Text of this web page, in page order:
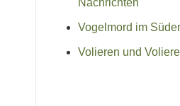
Vogelmord im
Volieren und